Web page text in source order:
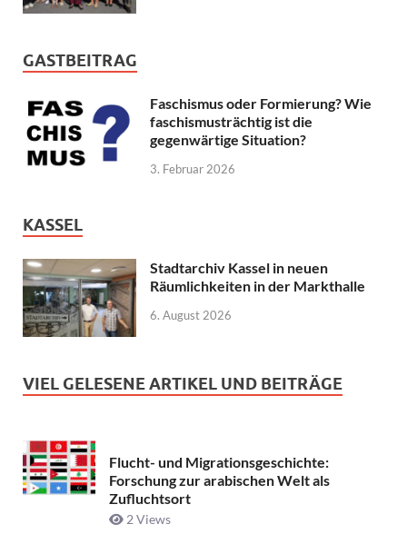
GASTBEITRAG
Faschismus oder Formierung? Wie
faschismusträchtig ist die
gegenwärtige Situation?
3. Februar 2026
KASSEL
Stadtarchiv Kassel in neuen
Räumlichkeiten in der Markthalle
6. August 2026
VIEL GELESENE ARTIKEL UND BEITRÄGE
Flucht- und Migrationsgeschichte:
Forschung zur arabischen Welt als
Zufluchtsort
2 Views